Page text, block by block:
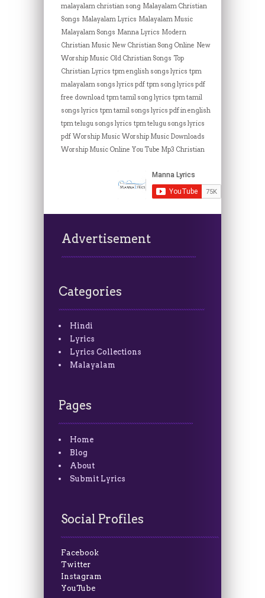
malayalam christian song Malayalam Christian
Songs Malayalam Lyrics Malayalam Music
Malayalam Songs Manna Lyrics Modern
Christian Music New Christian Song Online New
Worship Music Old Christian Songs Top
Christian Lyrics tpm english songs lyrics tpm
malayalam songs lyrics pdf tpm song lyrics pdf
free download tpm tamil song lyrics tpm tamil
songs lyrics tpm tamil songs lyrics pdf in english
tpm telugu songs lyrics tpm telugu songs lyrics
pdf Worship Music Worship Music Downloads
Worship Music Online You Tube Mp3 Christian
Advertisement
Categories
Hindi
Lyrics
Lyrics Collections
Malayalam
Pages
Home
Blog
About
Submit Lyrics
Social Profiles
Facebook
Twitter
Instagram
YouTube